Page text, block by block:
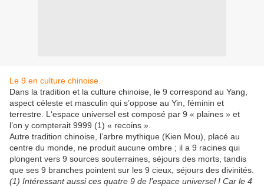
Le 9 en culture chinoise.
Dans la tradition et la culture chinoise, le 9 correspond au Yang,
aspect céleste et masculin qui s’oppose au Yin, féminin et
terrestre. L‘espace universel est composé par 9 « plaines » et
l’on y compterait 9999 (1) « recoins ».
Autre tradition chinoise, l’arbre mythique (Kien Mou), placé au
centre du monde, ne produit aucune ombre ; il a 9 racines qui
plongent vers 9 sources souterraines, séjours des morts, tandis
que ses 9 branches pointent sur les 9 cieux, séjours des divinités.
(1) Intéressant aussi ces quatre 9 de l’espace universel ! Car le 4